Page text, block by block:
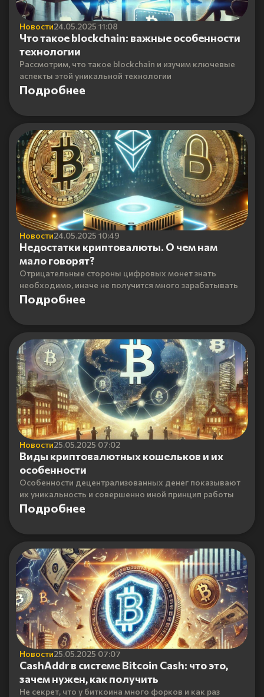
Новости24.05.2025 11:08
Что такое blockchain: важные особенности
технологии
Рассмотрим, что такое blockchain и изучим ключевые
аспекты этой уникальной технологии
Подробнее
Новости24.05.2025 10:49
Недостатки криптовалюты. О чем нам
мало говорят?
Отрицательные стороны цифровых монет знать
необходимо, иначе не получится много зарабатывать
Подробнее
Новости25.05.2025 07:02
Виды криптовалютных кошельков и их
особенности
Особенности децентрализованных денег показывают
их уникальность и совершенно иной принцип работы
Подробнее
Новости25.05.2025 07:07
CashAddr в системе Bitcoin Cash: что это,
зачем нужен, как получить
Не секрет, что у биткоина много форков и как раз